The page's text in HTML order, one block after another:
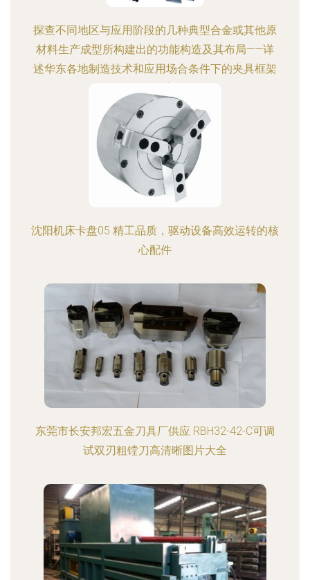
探查不同地区与应用阶段的几种典型合金或其他原
材料生产成型所构建出的功能构造及其布局——详
述华东各地制造技术和应用场合条件下的夹具框架
沈阳机床卡盘05 精工品质，驱动设备高效运转的核
心配件
东莞市长安邦宏五金刀具厂供应 RBH32-42-C可调
试双刃粗镗刀高清晰图片大全